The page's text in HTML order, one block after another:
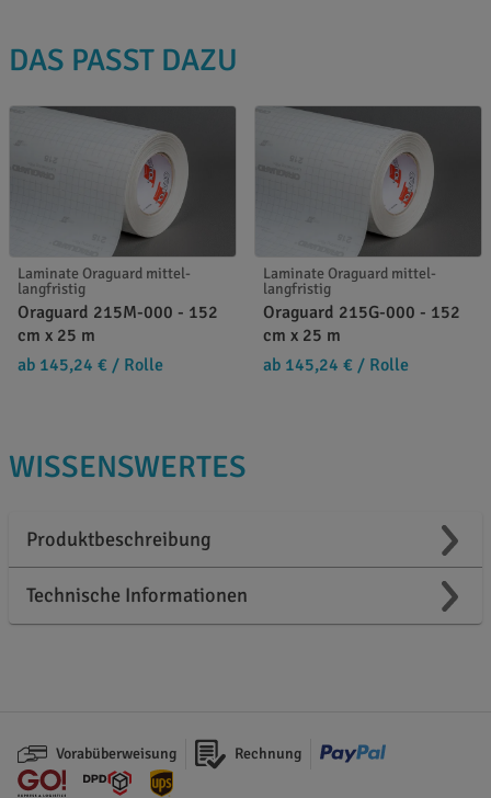
DAS PASST DAZU
Laminate Oraguard mittel-
langfristig
Oraguard 215M-000 - 152
cm x 25 m
ab 145,24 € / Rolle
Laminate Oraguard mittel-
langfristig
Oraguard 215G-000 - 152
cm x 25 m
ab 145,24 € / Rolle
WISSENSWERTES
Produktbeschreibung
Technische Informationen
Vorabüberweisung Rechnung